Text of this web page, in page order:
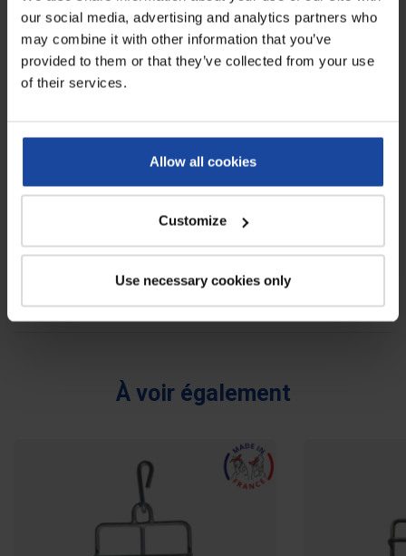
our social media, advertising and analytics partners who
may combine it with other information that you’ve
provided to them or that they’ve collected from your use
of their services.
Allow all cookies
Customize
Use necessary cookies only
Fiche technique
Largeur 16,5 cm
Diamètre du fil 8 mm
Soyez le premier à rédiger un avis !
À voir également